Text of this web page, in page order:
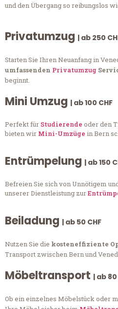
und den Übergang so reibungslos
Privatumzug | ab 250
Starten Sie Ihren Neuanfang in
umfassenden Privatumzug
beginnt.
Mini Umzug | ab 100 CHF
Perfekt für Studierende oder den
bieten wir Mini-Umzüge in Bern
Entrümpelung | ab 150
Befreien Sie sich von Unnötigem
unserer Dienstleistung zur
Beiladung | ab 50 CHF
Nutzen Sie die kosteneffiziente
Transport zwischen Bern und
Möbeltransport | ab 80
Ob ein einzelnes Möbelstück oder